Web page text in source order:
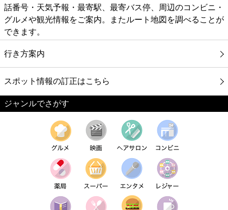
話番号・天気予報・最寄駅、最寄バス停、周辺のコンビニ・
グルメや観光情報をご案内。またルート地図を調べることが
できます。
行き方案内
スポット情報の訂正はこちら
ジャンルでさがす